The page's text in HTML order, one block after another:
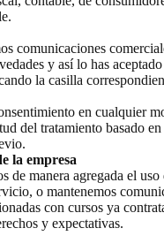
comunicaciones
y así lo has
la casilla
en cualquier
del tratamiento basado en
la empresa
de manera agregada el
o mantenemos
con cursos ya
y expectativas.